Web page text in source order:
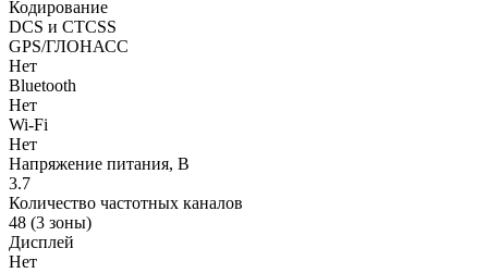
Кодирование
DCS и CTCSS
GPS/ГЛОНАСС
Нет
Bluetooth
Нет
Wi-Fi
Нет
Напряжение питания, В
3.7
Количество частотных каналов
48 (3 зоны)
Дисплей
Нет